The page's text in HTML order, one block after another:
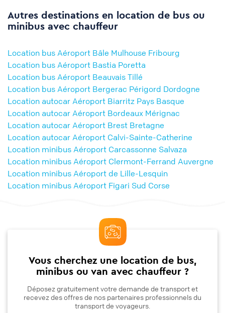
Autres destinations en location de bus ou
minibus avec chauffeur
Location bus Aéroport Bâle Mulhouse Fribourg
Location bus Aéroport Bastia Poretta
Location bus Aéroport Beauvais Tillé
Location bus Aéroport Bergerac Périgord Dordogne
Location autocar Aéroport Biarritz Pays Basque
Location autocar Aéroport Bordeaux Mérignac
Location autocar Aéroport Brest Bretagne
Location autocar Aéroport Calvi-Sainte-Catherine
Location minibus Aéroport Carcassonne Salvaza
Location minibus Aéroport Clermont-Ferrand Auvergne
Location minibus Aéroport de Lille-Lesquin
Location minibus Aéroport Figari Sud Corse
Vous cherchez une location de bus,
minibus ou van avec chauffeur ?
Déposez gratuitement votre demande de transport et
recevez des offres de nos partenaires professionnels du
transport de voyageurs.